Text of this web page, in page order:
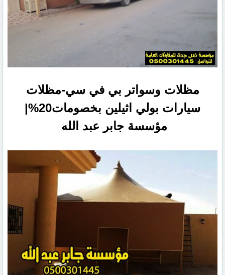
مظلات وسواتر بي في سي-مظلات
سيارات بولي اثيلين بخصومات20%|
مؤسسة جابر عبد الله‏